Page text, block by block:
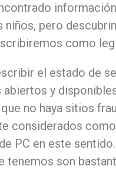
niños, pero
como
el estado de
y
no haya sitios
considerados
PC en este
tenemos son